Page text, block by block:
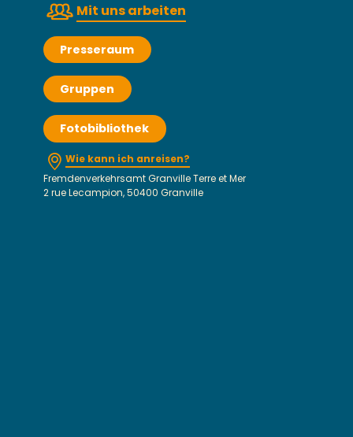
Mit uns arbeiten
Presseraum
Gruppen
Fotobibliothek
Wie kann ich anreisen?
Fremdenverkehrsamt Granville Terre et Mer
2 rue Lecampion, 50400 Granville